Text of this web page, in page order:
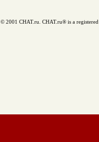
© 2001 CHAT.ru. CHAT.ru® is a